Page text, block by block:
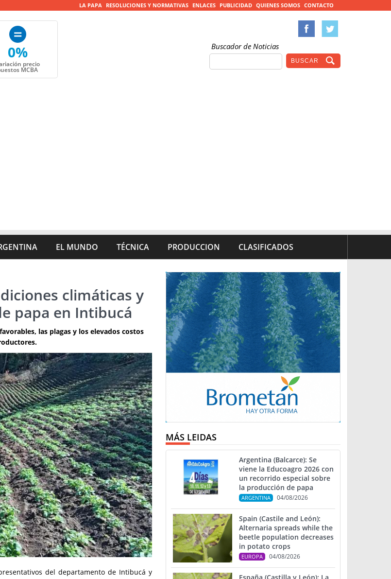
LA PAPA RESOLUCIONES Y NORMATIVAS ENLACES PUBLICIDAD QUIENES SOMOS CONTACTO
0%
precio
MCBA
Buscador de Noticias
EL MUNDO TÉCNICA PRODUCCION CLASIFICADOS
climáticas y
papa en Intibucá
las plagas y los elevados costos
del departamento de Intibucá y
MÁS LEIDAS
Argentina (Balcarce): Se
viene la Educoagro 2026 con
un recorrido especial sobre
la producción de papa
ARGENTINA 04/08/2026
Spain (Castile and León):
Alternaria spreads while the
beetle population decreases
in potato crops
EUROPA 04/08/2026